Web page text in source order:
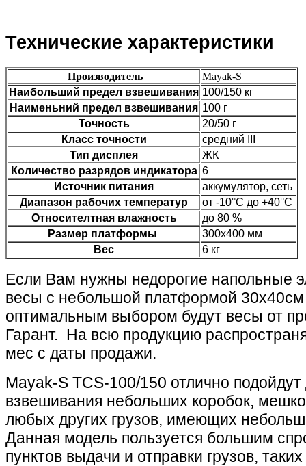
Технические характеристики
Производитель
Mayak-S
Наибольший предел взвешивания 100/150 кг
Наименьний предел взвешивания 100 г
Точность
20/50 г
Класс точности
средний III
Тип дисплея
ЖК
Количество разрядов индикатора 6
Источник питания
аккумулятор, сеть
Диапазон рабочих температур
от -10°C до +40°C
Относителтная влажность
до 80 %
Размер платформы
300х400 мм
Вес
6 кг
Если Вам нужны недорогие напольные
весы с небольшой платформой 30х40см
оптимальным выбором будут весы от
Гарант. На всю продукцию
мес с даты продажи.
Mayak-S TCS-100/150 отлично подойдут
взвешивания небольших коробок,
любых других грузов, имеющих
Данная модель пользуется большим
пунктов выдачи и отправки грузов,